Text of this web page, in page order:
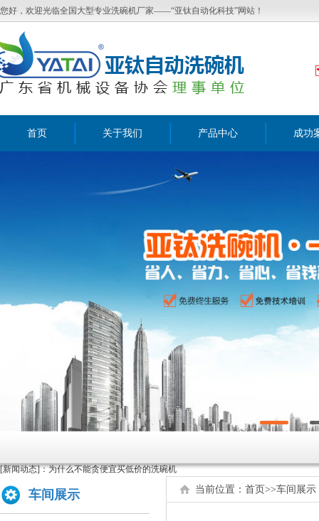
您好，欢迎光临全国大型专业洗碗机厂家——“亚钛自动化科技”网站！
首页 关于我们 产品中心 成功
[新闻动态]：
原来洗碗机还能洗菜洗龙虾！
为什么不能贪便宜买低价的洗碗机
亚钛洗碗机参展第三十三届上海国际酒店及餐饮业博览会
车间展示 当前位置： 首页>>车间展示